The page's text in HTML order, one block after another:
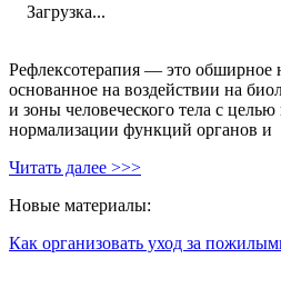
Загрузка...
Рефлексотерапия — это обширное
основанное на воздействии на
и зоны человеческого тела с целью
нормализации функций органов и
Читать далее >>>
Новые материалы:
Как организовать уход за